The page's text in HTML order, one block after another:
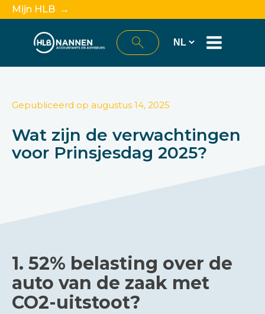
Mijn HLB →
Gepubliceerd op augustus 14, 2025
Wat zijn de verwachtingen
voor Prinsjesdag 2025?
1. 52% belasting over de
auto van de zaak met
CO2-uitstoot?